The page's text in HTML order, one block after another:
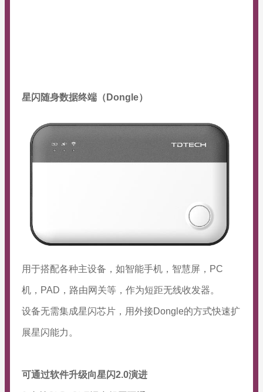
星闪随身数据终端（Dongle）
用于搭配各种主设备，如智能手机，智慧屏，PC
机，PAD，路由网关等，作为短距无线收发器。
设备无需集成星闪芯片，用外接Dongle的方式快速扩
展星闪能力。
可通过软件升级向星闪2.0演进